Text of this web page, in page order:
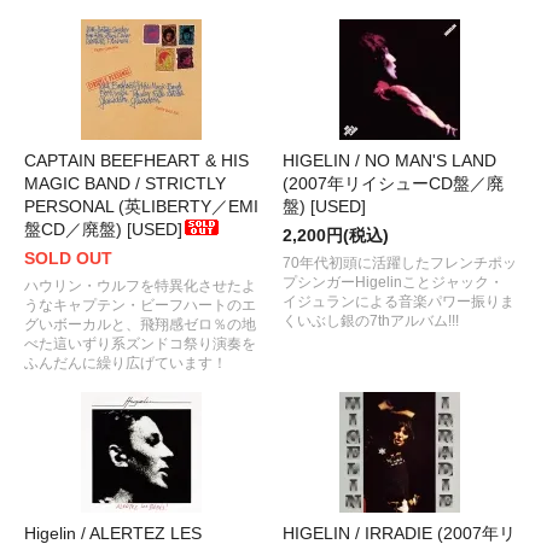
CAPTAIN BEEFHEART & HIS
MAGIC BAND / STRICTLY
PERSONAL (英LIBERTY／EMI
盤CD／廃盤) [USED]
SOLD OUT
ハウリン・ウルフを特異化させたよ
うなキャプテン・ビーフハートのエ
グいボーカルと、飛翔感ゼロ％の地
べた這いずり系ズンドコ祭り演奏を
ふんだんに繰り広げています！
HIGELIN / NO MAN'S LAND
(2007年リイシューCD盤／廃
盤) [USED]
2,200円(税込)
70年代初頭に活躍したフレンチポッ
プシンガーHigelinことジャック・
イジュランによる音楽パワー振りま
くいぶし銀の7thアルバム!!!
Higelin / ALERTEZ LES
HIGELIN / IRRADIE (2007年リ